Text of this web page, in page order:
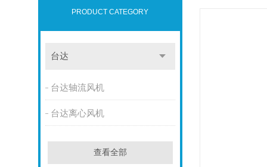
PRODUCT CATEGORY
台达
台达轴流风机
台达离心风机
查看全部